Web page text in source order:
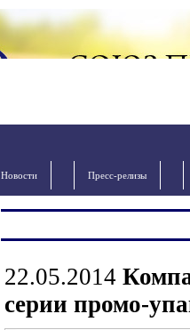
Новости Пресс-релизы
22.05.2014
серии промо-